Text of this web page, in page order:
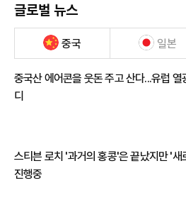
글로벌 뉴스
중국 일본
중국산 에어콘을 웃돈 주고 산다...유럽 열
디
스티븐 로치 '과거의 홍콩'은 끝났지만 '새
진행중